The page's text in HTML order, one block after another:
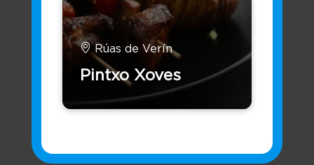
Perfil do Contratante
Rúas de Verín
Pintxo Xoves